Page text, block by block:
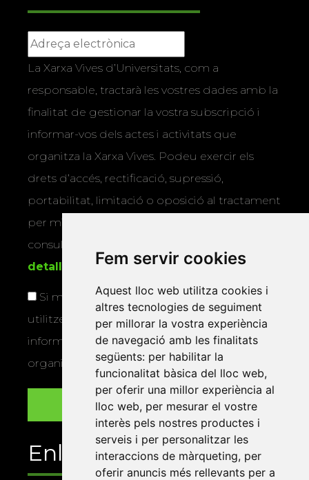
Fem servir cookies
Aquest lloc web utilitza cookies i
altres tecnologies de seguiment
per millorar la vostra experiència
de navegació amb les finalitats
següents: per habilitar la
funcionalitat bàsica del lloc web,
per oferir una millor experiència al
lloc web, per mesurar el vostre
interès pels nostres productes i
serveis i per personalitzar les
interaccions de màrqueting, per
oferir anuncis més rellevants per a
La Xarxa Vives d’Universitats, com a
responsable, tractarà les vostres dades amb la
finalitat de gestionar la vostra subscripció i
informar-vos dels actes i activitats que
organitza la Xarxa Vives. Podeu exercir els
drets d’accés, rectificació, supressió,
portabilitat, limitació o oposició al tractament
per mitjans físics o electrònics. Podeu
consultar la
detallada sobre protecció de dades.
Si marqueu aquesta casella, consentiu que
utilitzem les vostres dades per a enviar-vos
informació sobre els actes i activitats que
organitza la Xarxa Vives.
Enllaços